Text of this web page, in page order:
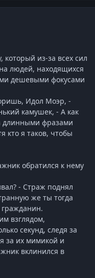
который из-за всех сил
людей, находящихся
дешевыми фокусами
Идол Моэр, -
камушек, - А как
длинными фразами
кто я таков, чтобы
обратился к нему
- Страж поднял
же ты тогда
взглядом,
секунд, следя за
за их мимикой и
вклинился в